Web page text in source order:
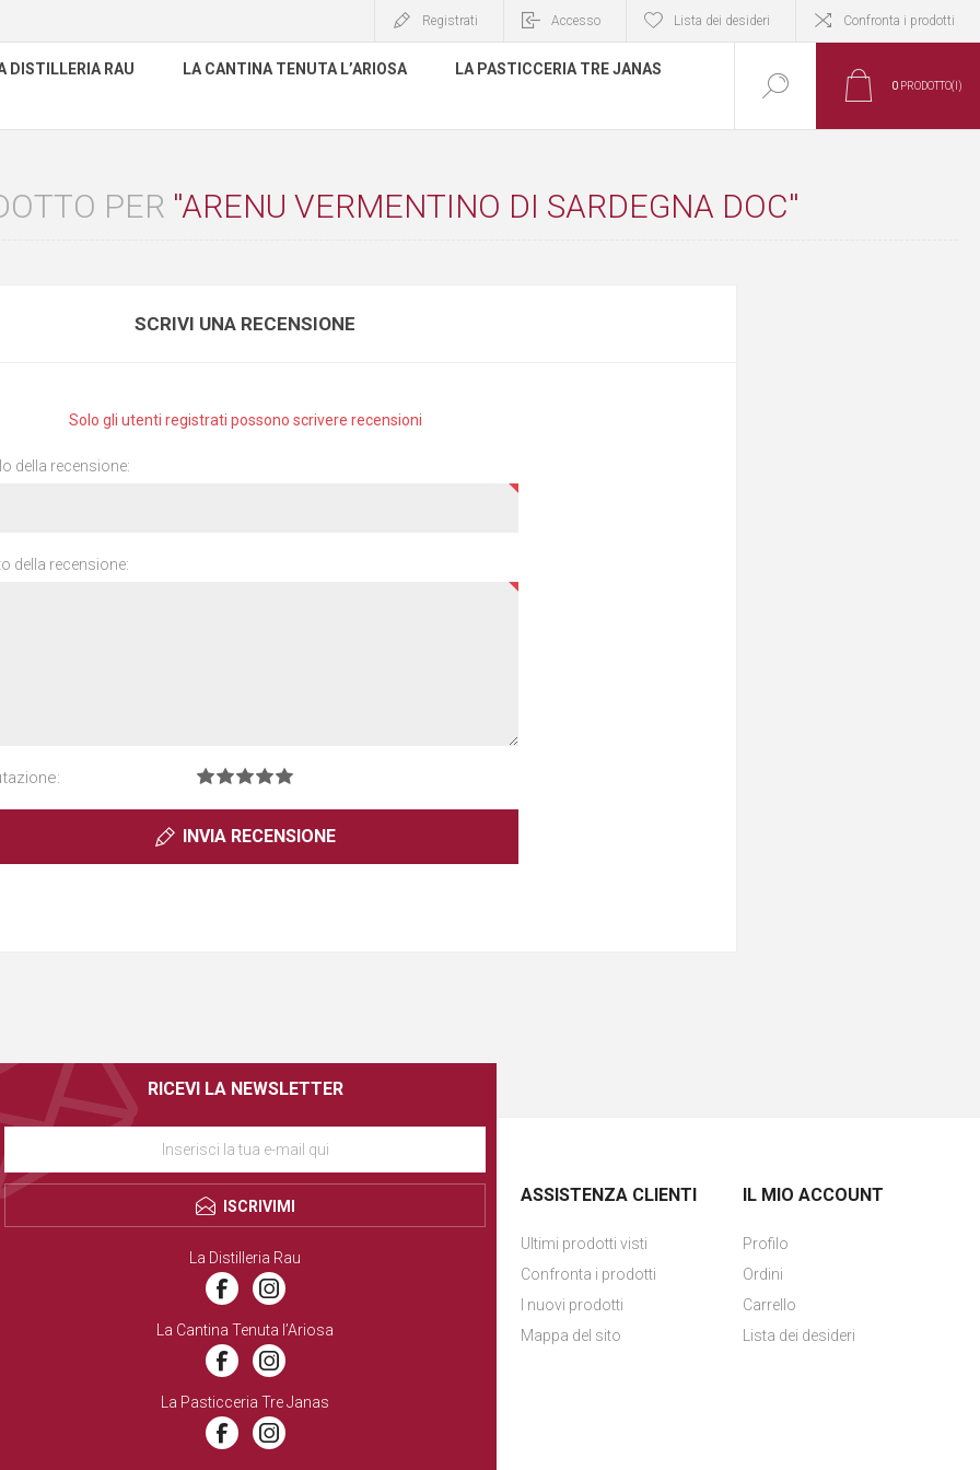
Registrati Accesso Lista dei desideri Confronta i prodotti
DISTILLERIA RAU LA CANTINA TENUTA L’ARIOSA
LA PASTICCERIA TRE JANAS
0 PRODOTTO(I)
PER ARENU VERMENTINO DI SARDEGNA DOC
SCRIVI UNA RECENSIONE
Solo gli utenti registrati possono scrivere recensioni
della recensione:
della recensione:
INVIA RECENSIONE
RICEVI LA NEWSLETTER
ISCRIVIMI
La Distilleria Rau
La Cantina Tenuta l’Ariosa
La Pasticceria Tre Janas
ASSISTENZA CLIENTI
Ultimi prodotti visti
Confronta i prodotti
I nuovi prodotti
Mappa del sito
IL MIO ACCOUNT
Profilo
Ordini
Carrello
Lista dei desideri